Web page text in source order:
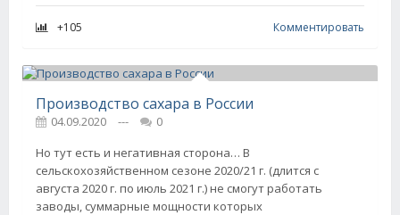
+105 Комментировать
Производство сахара в России
04.09.2020 ---
0
Но тут есть и негативная сторона… В
сельскохозяйственном сезоне 2020/21 г. (длится с
августа 2020 г. по июль 2021 г.) не смогут работать
заводы, суммарные мощности которых